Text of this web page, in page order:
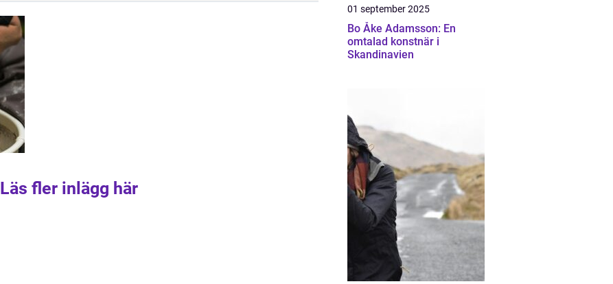
Läs fler inlägg här
01 september 2025
Bo Åke Adamsson: En
omtalad konstnär i
Skandinavien